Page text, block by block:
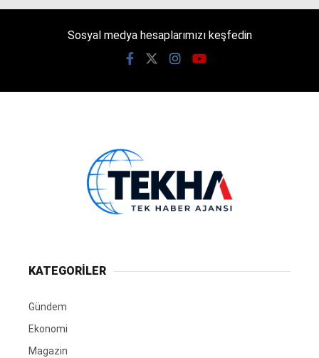
Sosyal medya hesaplarımızı keşfedin
KATEGORİLER
Gündem
Ekonomi
Magazin